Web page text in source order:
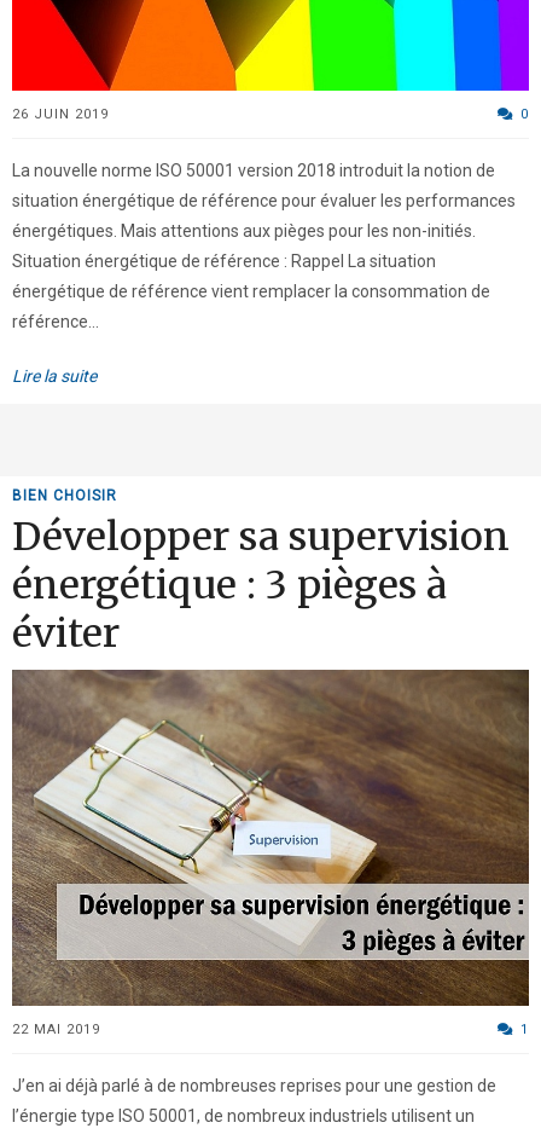
26 JUIN 2019 0
La nouvelle norme ISO 50001 version 2018 introduit la notion de
situation énergétique de référence pour évaluer les performances
énergétiques. Mais attentions aux pièges pour les non-initiés.
Situation énergétique de référence : Rappel La situation
énergétique de référence vient remplacer la consommation de
référence...
Lire la suite
BIEN CHOISIR
Développer sa supervision
énergétique : 3 pièges à
éviter
22 MAI 2019 1
J’en ai déjà parlé à de nombreuses reprises pour une gestion de
l’énergie type ISO 50001, de nombreux industriels utilisent un